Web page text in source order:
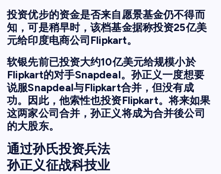
投资优步的资金是否来自愿景基金仍不得而
知，可是稍早时，该档基金据称投资25亿美
元给印度电商公司Flipkart。
软银先前已投资大约10亿美元给规模小於
Flipkart的对手Snapdeal。孙正义一度想要
说服Snapdeal与Flipkart合并，但没有成
功。因此，他索性也投资Flipkart。将来如果
这两家公司合并，孙正义将成为合并後公司
的大股东。
通过孙氏投资兵法
孙正义征战科技业